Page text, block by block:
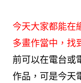
今天大家都能在
多畫作當中，找
前可以在電台或
作品，可是今天